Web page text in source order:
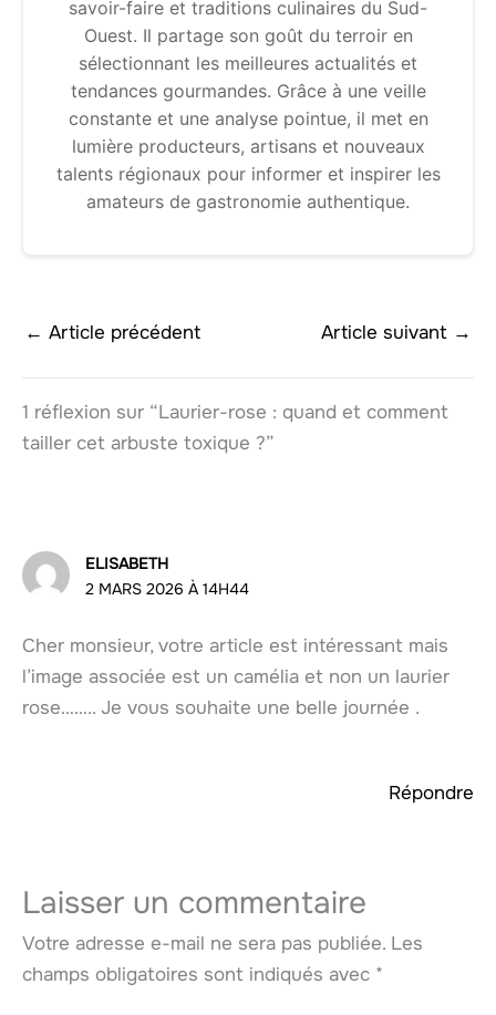
savoir-faire et traditions culinaires du Sud-
Ouest. Il partage son goût du terroir en
sélectionnant les meilleures actualités et
tendances gourmandes. Grâce à une veille
constante et une analyse pointue, il met en
lumière producteurs, artisans et nouveaux
talents régionaux pour informer et inspirer les
amateurs de gastronomie authentique.
← Article précédent Article suivant →
1 réflexion sur “Laurier-rose : quand et comment
tailler cet arbuste toxique ?”
ELISABETH
2 MARS 2026 À 14H44
Cher monsieur, votre article est intéressant mais
l’image associée est un camélia et non un laurier
rose…….. Je vous souhaite une belle journée .
Répondre
Laisser un commentaire
Votre adresse e-mail ne sera pas publiée. Les
champs obligatoires sont indiqués avec *